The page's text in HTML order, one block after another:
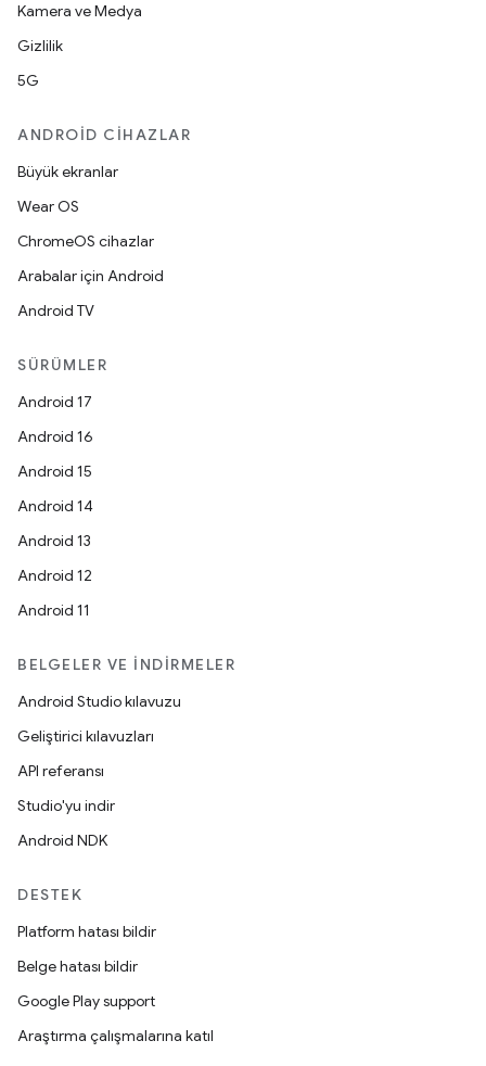
Kamera ve Medya
Gizlilik
5G
ANDROID CIHAZLAR
Büyük ekranlar
Wear OS
ChromeOS cihazlar
Arabalar için Android
Android TV
SÜRÜMLER
Android 17
Android 16
Android 15
Android 14
Android 13
Android 12
Android 11
BELGELER VE İNDIRMELER
Android Studio kılavuzu
Geliştirici kılavuzları
API referansı
Studio'yu indir
Android NDK
DESTEK
Platform hatası bildir
Belge hatası bildir
Google Play support
Araştırma çalışmalarına katıl